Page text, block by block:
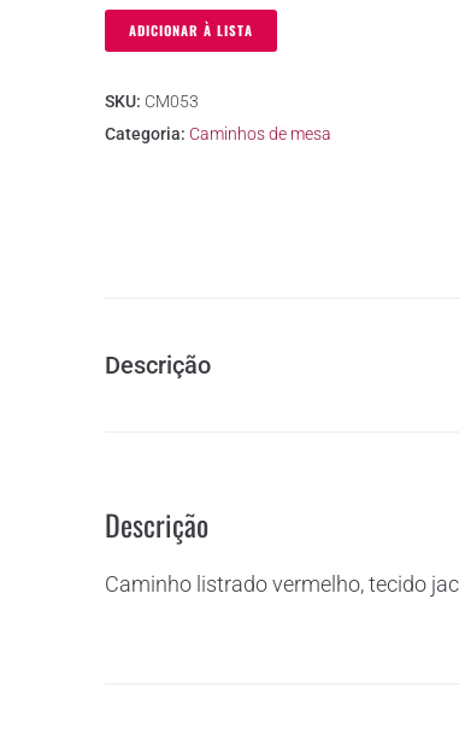
ADICIONAR À LISTA
SKU: CM053
Categoria: Caminhos de mesa
Descrição
Descrição
Caminho listrado vermelho, tecido